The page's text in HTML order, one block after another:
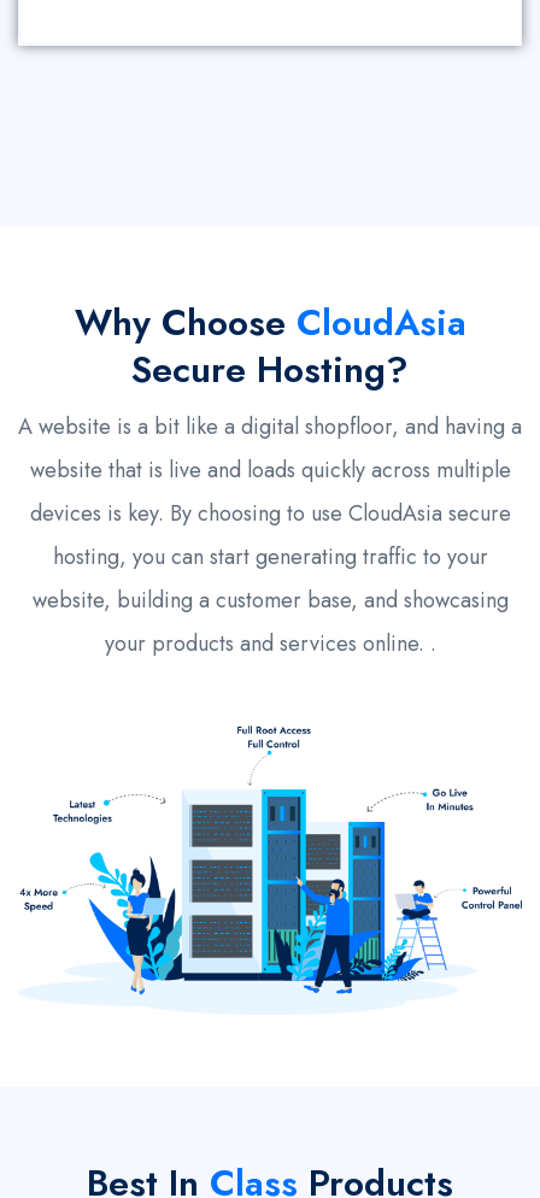
Why Choose CloudAsia
Secure Hosting?
A website is a bit like a digital shopfloor, and having a
website that is live and loads quickly across multiple
devices is key. By choosing to use CloudAsia secure
hosting, you can start generating traffic to your
website, building a customer base, and showcasing
your products and services online. .
Best In Class Products